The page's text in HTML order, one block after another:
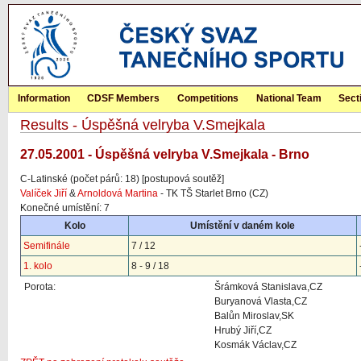
Information CDSF Members Competitions National Team
Results - Úspěšná velryba V.Smejkala
27.05.2001 - Úspěšná velryba V.Smejkala - Brno
C-Latinské (počet párů: 18) [postupová soutěž]
Valíček Jiří &Arnoldová Martina - TK TŠ Starlet Brno (CZ)
Konečné umístění: 7
Kolo
Umístění v daném kole
Semifinále
7 / 12
1. kolo
8 - 9 / 18
Porota:
Šrámková Stanislava,CZ
Buryanová Vlasta,CZ
Balůn Miroslav,SK
Hrubý Jiří,CZ
Kosmák Václav,CZ